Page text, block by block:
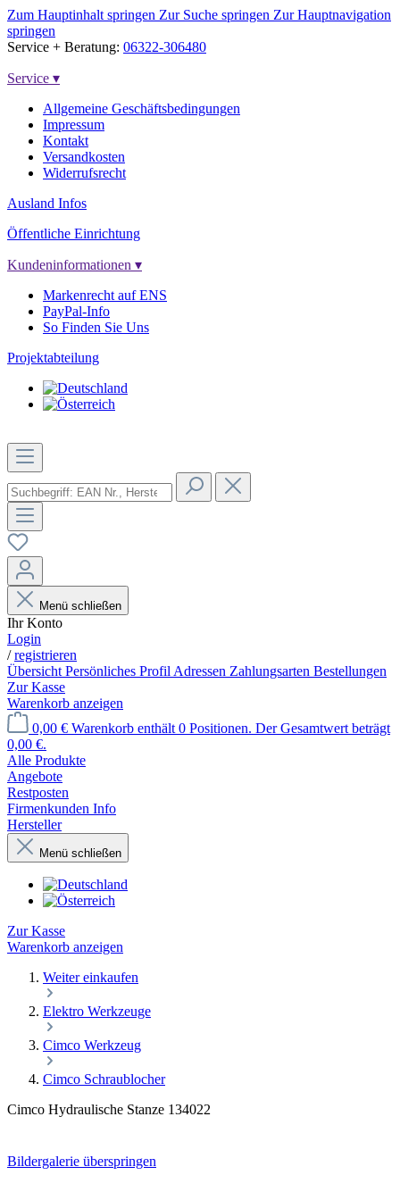
Zum Hauptinhalt springen Zur Suche springen Zur Hauptnavigation
springen
Service + Beratung: 06322-306480
Service ▾
Allgemeine Geschäftsbedingungen
Impressum
Kontakt
Versandkosten
Widerrufsrecht
Ausland Infos
Öffentliche Einrichtung
Kundeninformationen ▾
Markenrecht auf ENS
PayPal-Info
So Finden Sie Uns
Projektabteilung
Menü schließen
Ihr Konto
Login
/registrieren
ÜbersichtPersönliches ProfilAdressenZahlungsartenBestellungen
Zur Kasse
Warenkorb anzeigen
0,00 €
0,00 €.
Alle Produkte
Angebote
Restposten
Firmenkunden Info
Hersteller
Zur Kasse
Warenkorb anzeigen
Weiter einkaufen
Elektro Werkzeuge
Cimco Werkzeug
Cimco Hydraulische Stanze 134022